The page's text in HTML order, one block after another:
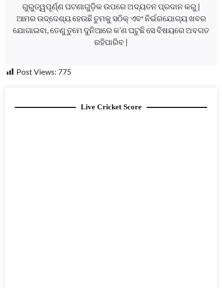
ଗୁରୁତ୍ୱପୂର୍ଣ୍ଣ ଘଟଣାଗୁଡ଼ିକ ଉପରେ ଅଦ୍ୟତନ ପ୍ରଦାନ କରୁ |
ଆମର ଉଦ୍ଦେଶ୍ୟ ହେଉଛି ତୁମକୁ ସଠିକ୍ ଏବଂ ନିର୍ଭରଯୋଗ୍ୟ ଖବର
ଯୋଗାଇବା, ତେଣୁ ତୁମେ ଦୁନିଆରେ କ’ଣ ଘଟୁଛି ସେ ବିଷୟରେ ଅବଗତ
ରହିପାରିବ |
Post Views: 775
Live Cricket Score